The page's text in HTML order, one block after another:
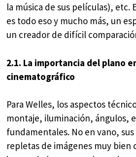
la música de sus películas), etc.
es todo eso y mucho más, un
un creador de difícil
2.1. La importancia del plano
cinematográfico
Para Welles, los aspectos
montaje, iluminación, ángulos,
fundamentales. No en vano,
repletas de imágenes muy bien